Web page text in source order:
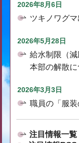
2026年8月6日
ツキノワグ
2026年5月28日
給水制限（
本部の解散に
2026年3月3日
職員の「服
注目情報一覧